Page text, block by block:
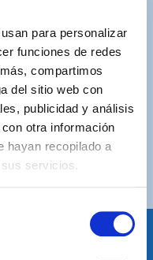
para personalizar
funciones de redes
compartimos
del sitio web con
publicidad y análisis
otra información
hayan recopilado a
servicios.
cualquier duda.
(España peninsular)
través de tarjeta o